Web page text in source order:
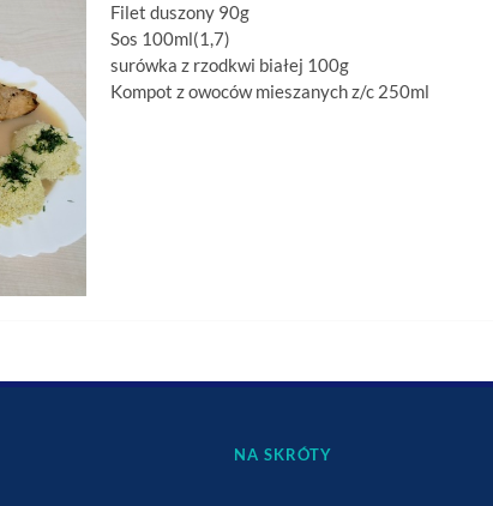
Filet duszony 90g
Sos 100ml(1,7)
surówka z rzodkwi białej 100g
Kompot z owoców mieszanych z/c 250ml
NA SKRÓTY